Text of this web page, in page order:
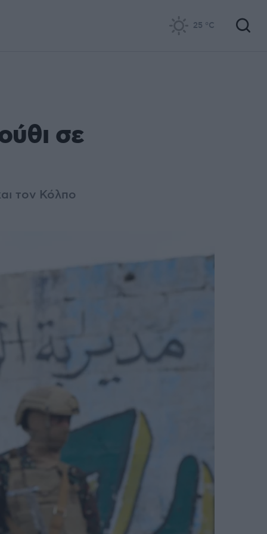
25 °C
σε
τον Κόλπο